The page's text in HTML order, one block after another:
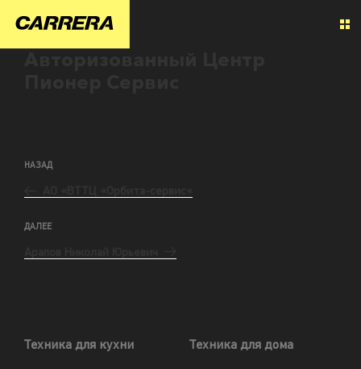
НАЗАД
ДАЛЕЕ
Техника для кухни Техника для дома